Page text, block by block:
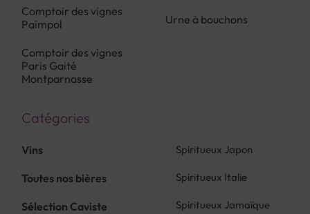
Comptoir des vignes
Paimpol
Comptoir des vignes
Paris Gaité
Montparnasse
Urne à bouchons
Catégories
Vins
Toutes nos bières
Sélection Caviste
Spiritueux Japon
Spiritueux Italie
Spiritueux Jamaïque